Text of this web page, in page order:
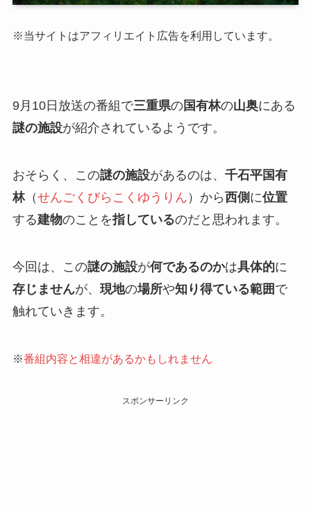
※当サイトはアフィリエイト広告を利用しています。
9月10日放送の番組で三重県の国有林の山奥にある
謎の施設が紹介されているようです。
おそらく、この謎の施設があるのは、 千石平国有
林（せんごくびらこくゆうりん ）から西側 に位置
する建物のことを指しているのだと思われます。
今回は、この謎の施設が何であるのかは具体的に
存じませんが、 現地の場所や知り得ている範囲 で
触れていきます。
※番組内容と相違があるかもしれません
スポンサーリンク